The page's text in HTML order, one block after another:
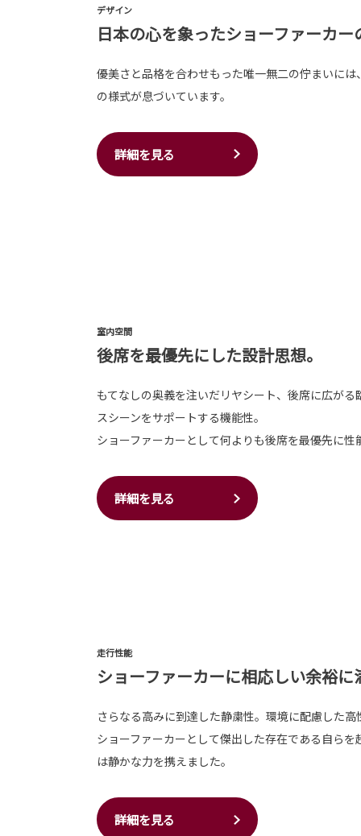
デザイン
日本の心を象ったショーファーカー
優美さと品格を合わせもった唯一無二の佇まいに
の様式が息づいています。
詳細を見る
室内空間
後席を最優先にした設計思想。
もてなしの奥義を注いだリヤシート、後席に広が
スシーンをサポートする機能性。
ショーファーカーとして何よりも後席を最優先に
詳細を見る
走行性能
ショーファーカーに相応しい余裕に
さらなる高みに到達した静粛性。環境に配慮した
ショーファーカーとして傑出した存在である自ら
は静かな力を携えました。
詳細を見る